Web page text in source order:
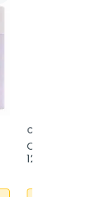
CINFA
Cinfamar
12 sobres de 5